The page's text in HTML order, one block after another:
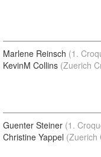
Marlene Reinsch (1.
KevinM Collins (Zuerich
Guenter Steiner (1.
Christine Yappel (Zuerich